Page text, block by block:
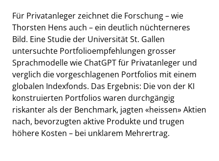
Für Privatanleger zeichnet die Forschung – wie
Thorsten Hens auch – ein deutlich nüchterneres
Bild. Eine Studie der Universität St. Gallen
untersuchte Portfolioempfehlungen grosser
Sprachmodelle wie ChatGPT für Privatanleger und
verglich die vorgeschlagenen Portfolios mit einem
globalen Indexfonds. Das Ergebnis: Die von der KI
konstruierten Portfolios waren durchgängig
riskanter als der Benchmark, jagten «heissen» Aktien
nach, bevorzugten aktive Produkte und trugen
höhere Kosten – bei unklarem Mehrertrag.